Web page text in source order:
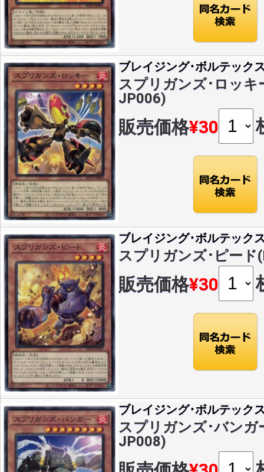
ブレイジング･ボルテック
スプリガンズ･ロッキ
JP006)
販売価格¥30
ブレイジング･ボルテック
スプリガンズ･ピード
販売価格¥30
ブレイジング･ボルテック
スプリガンズ･バンガ
JP008)